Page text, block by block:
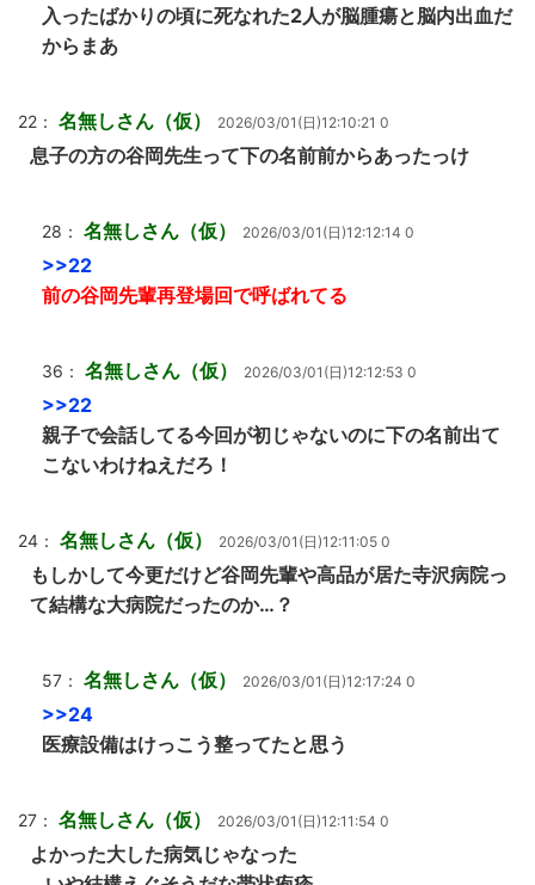
入ったばかりの頃に死なれた2人が脳腫瘍と脳内出血だ
からまあ
22： 名無しさん（仮） 2026/03/01(日)12:10:21 0
息子の方の谷岡先生って下の名前前からあったっけ
28： 名無しさん（仮） 2026/03/01(日)12:12:14 0
>>22
前の谷岡先輩再登場回で呼ばれてる
36： 名無しさん（仮） 2026/03/01(日)12:12:53 0
>>22
親子で会話してる今回が初じゃないのに下の名前出て
こないわけねえだろ！
24： 名無しさん（仮） 2026/03/01(日)12:11:05 0
もしかして今更だけど谷岡先輩や高品が居た寺沢病院っ
て結構な大病院だったのか…？
57： 名無しさん（仮） 2026/03/01(日)12:17:24 0
>>24
医療設備はけっこう整ってたと思う
27： 名無しさん（仮） 2026/03/01(日)12:11:54 0
よかった大した病気じゃなった